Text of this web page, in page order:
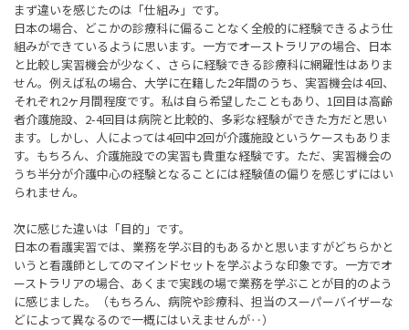
まず違いを感じたのは「仕組み」です。
日本の場合、どこかの診療科に偏ることなく全般的に経験できるよう仕
組みができているように思います。一方でオーストラリアの場合、日本
と比較し実習機会が少なく、さらに経験できる診療科に網羅性はありま
せん。例えば私の場合、大学に在籍した2年間のうち、実習機会は4回、
それぞれ2ヶ月間程度です。私は自ら希望したこともあり、1回目は高齢
者介護施設、2-4回目は病院と比較的、多彩な経験ができた方だと思い
ます。しかし、人によっては4回中2回が介護施設というケースもありま
す。もちろん、介護施設での実習も貴重な経験です。ただ、実習機会の
うち半分が介護中心の経験となることには経験値の偏りを感じずにはい
られません。
次に感じた違いは「目的」です。
日本の看護実習では、業務を学ぶ目的もあるかと思いますがどちらかと
いうと看護師としてのマインドセットを学ぶような印象です。一方でオ
ーストラリアの場合、あくまで実践の場で業務を学ぶことが目的のよう
に感じました。（もちろん、病院や診療科、担当のスーパーバイザーな
どによって異なるので一概にはいえませんが‥）